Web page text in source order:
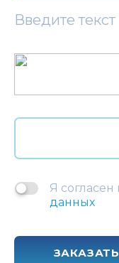
Введите
Я согласен
данных